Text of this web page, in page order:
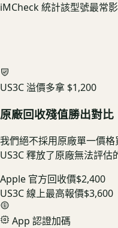
iMCheck 統計該型號最常
US3C 溢價多拿 $1,200
原廠回收殘值勝出對比
我們絕不採用原廠單一價
US3C 釋放了原廠無法評估
Apple 官方回收價$2,400
US3C 線上最高報價$3,600
App 認證加碼